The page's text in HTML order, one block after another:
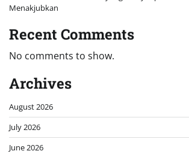
Menakjubkan
Recent Comments
No comments to show.
Archives
August 2026
July 2026
June 2026